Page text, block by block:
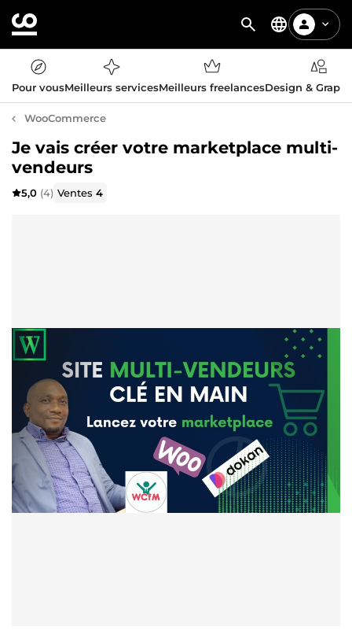
Pour vousMeilleurs servicesMeilleurs freelancesDesign &
WooCommerce
Je vais créer votre marketplace multi-
vendeurs
5,0 (4) Ventes4